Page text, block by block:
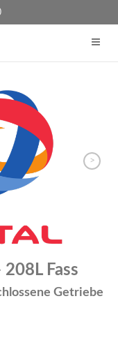
>
208L Fass
Getriebe